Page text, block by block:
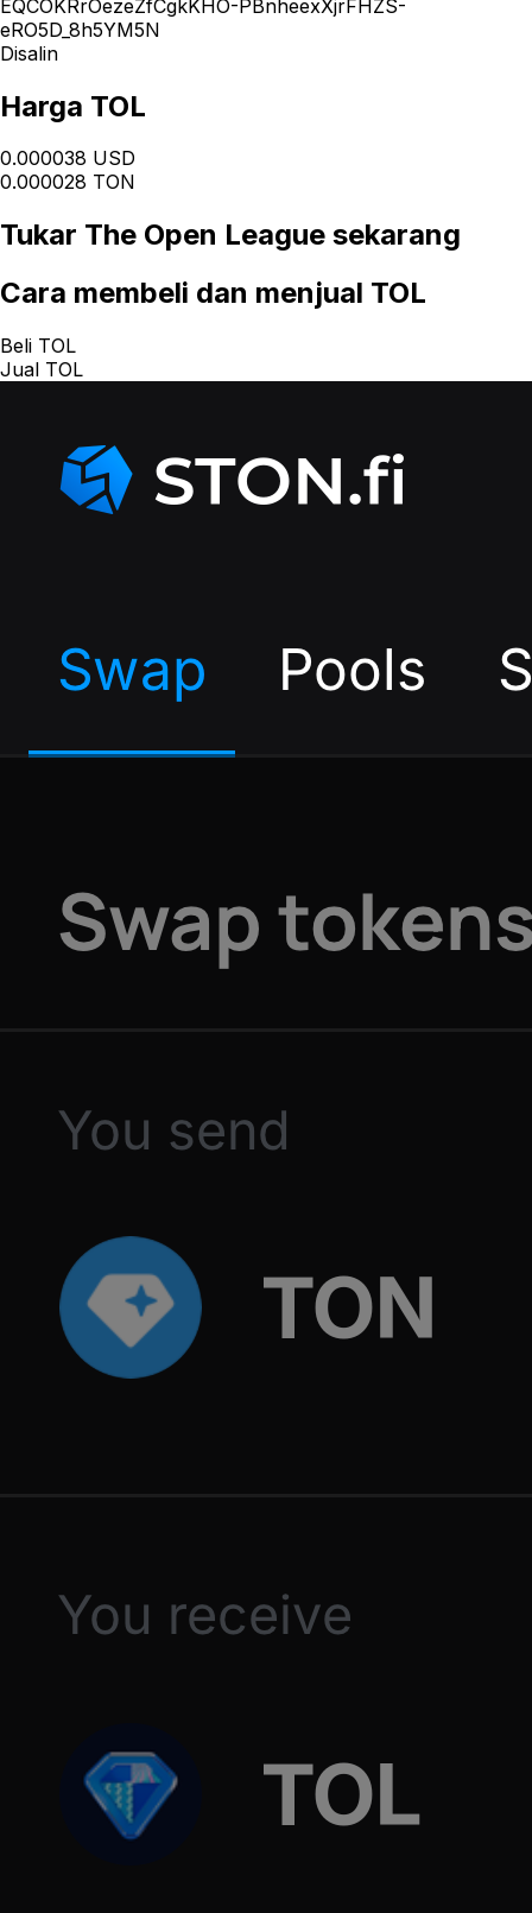
EQCOKRrOezeZfCgkKHO-PBnheexXjrFHZS-
eRO5D_8h5YM5N
Disalin
Harga TOL
0.000038 USD
0.000028 TON
Tukar The Open League sekarang
Cara membeli dan menjual TOL
Beli TOL
Jual TOL